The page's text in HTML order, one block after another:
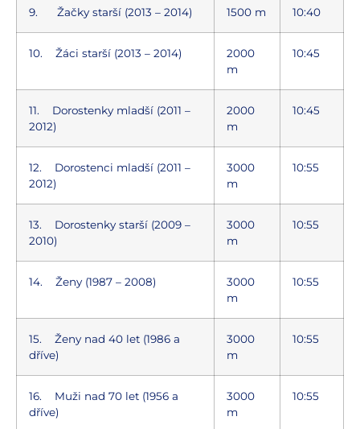
9. Žačky starší (2013 – 2014) 1500 m 10:40
10. Žáci starší (2013 – 2014)
2000
m
10:45
11. Dorostenky mladší (2011 –
2012)
2000
m
10:45
12. Dorostenci mladší (2011 –
2012)
3000
m
10:55
13. Dorostenky starší (2009 –
2010)
3000
m
10:55
14. Ženy (1987 – 2008)
3000
m
10:55
15. Ženy nad 40 let (1986 a
dříve)
3000
m
10:55
16. Muži nad 70 let (1956 a
dříve)
3000
m
10:55